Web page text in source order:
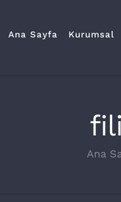
Ana Sayfa Kurumsal
Ana